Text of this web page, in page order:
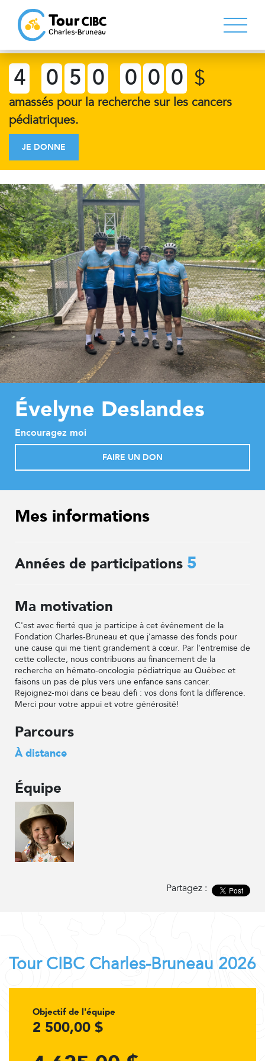
4 0 5 0 0 0 0 $
amassés pour la recherche sur les cancers
pédiatriques.
JE DONNE
Évelyne Deslandes
Encouragez moi
FAIRE UN DON
Mes informations
Années de participations 5
Ma motivation
C'est avec fierté que je participe à cet événement de la
Fondation Charles-Bruneau et que j’amasse des fonds pour
une cause qui me tient grandement à cœur. Par l'entremise de
cette collecte, nous contribuons au financement de la
recherche en hémato-oncologie pédiatrique au Québec et
faisons un pas de plus vers une enfance sans cancer.
Rejoignez-moi dans ce beau défi : vos dons font la différence.
Merci pour votre appui et votre générosité!
Parcours
À distance
Équipe
Partagez :
Tour CIBC Charles-Bruneau 2026
Objectif de l'équipe
2 500,00 $